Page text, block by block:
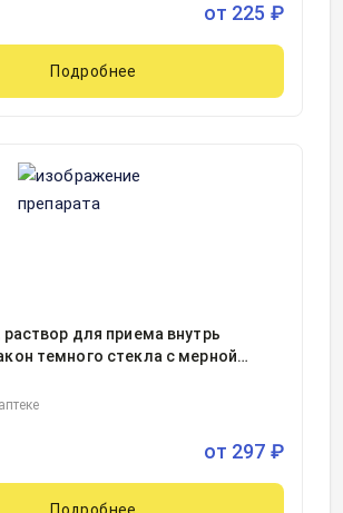
от 225 ₽
Подробнее
раствор для приема внутрь
темного стекла с мерной
от 297 ₽